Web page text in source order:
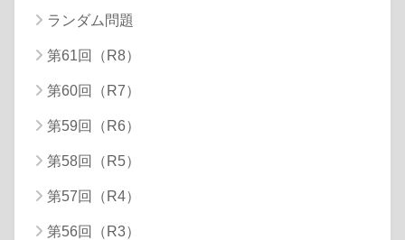
ランダム問題
第61回（R8）
第60回（R7）
第59回（R6）
第58回（R5）
第57回（R4）
第56回（R3）